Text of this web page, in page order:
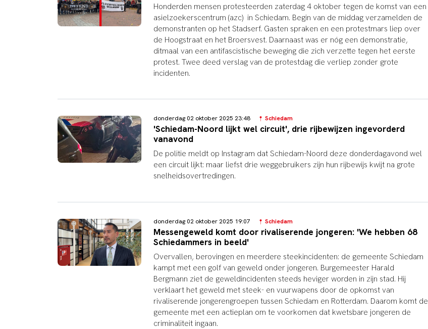
Honderden mensen protesteerden zaterdag 4 oktober tegen de komst van een
asielzoekerscentrum (azc) in Schiedam. Begin van de middag verzamelden de
demonstranten op het Stadserf. Gasten spraken en een protestmars liep over
de Hoogstraat en het Broersvest. Daarnaast was er nóg een demonstratie,
ditmaal van een antifascistische beweging die zich verzette tegen het eerste
protest. Twee deed verslag van de protestdag die verliep zonder grote
incidenten.
donderdag 02 oktober 2025 23:48 Schiedam
'Schiedam-Noord lijkt wel circuit', drie rijbewijzen ingevorderd
vanavond
De politie meldt op Instagram dat Schiedam-Noord deze donderdagavond wel
een circuit lijkt: maar liefst drie weggebruikers zijn hun rijbewijs kwijt na grote
snelheidsovertredingen.
donderdag 02 oktober 2025 19:07 Schiedam
Messengeweld komt door rivaliserende jongeren: 'We hebben 68
Schiedammers in beeld'
Overvallen, berovingen en meerdere steekincidenten: de gemeente Schiedam
kampt met een golf van geweld onder jongeren. Burgemeester Harald
Bergmann ziet de geweldincidenten steeds heviger worden in zijn stad. Hij
verklaart het geweld met steek- en vuurwapens door de opkomst van
rivaliserende jongerengroepen tussen Schiedam en Rotterdam. Daarom komt de
gemeente met een actieplan om te voorkomen dat kwetsbare jongeren de
criminaliteit ingaan.